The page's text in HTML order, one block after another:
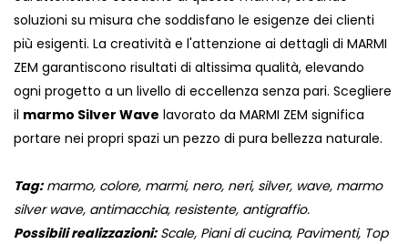
soluzioni su misura che soddisfano le esigenze dei clienti
più esigenti. La creatività e l'attenzione ai dettagli di MARMI
ZEM garantiscono risultati di altissima qualità, elevando
ogni progetto a un livello di eccellenza senza pari. Scegliere
il marmo Silver Wave lavorato da MARMI ZEM significa
portare nei propri spazi un pezzo di pura bellezza naturale.
Tag:marmo, colore, marmi, nero, neri, silver, wave, marmo
silver wave, antimacchia, resistente, antigraffio.
Possibili realizzazioni:Scale, Piani di cucina, Pavimenti, Top